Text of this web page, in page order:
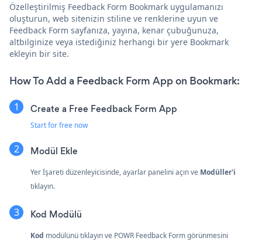
Özelleştirilmiş Feedback Form Bookmark uygulamanızı
oluşturun, web sitenizin stiline ve renklerine uyun ve
Feedback Form sayfanıza, yayına, kenar çubuğunuza,
altbilginize veya istediğiniz herhangi bir yere Bookmark
ekleyin bir site.
How To Add a Feedback Form App on Bookmark:
Create a Free Feedback Form App
Start for free now
Modül Ekle
Yer İşareti düzenleyicisinde, ayarlar panelini açın ve Modüller'i
tıklayın.
Kod Modülü
Kod modülünü tıklayın ve POWR Feedback Form görünmesini